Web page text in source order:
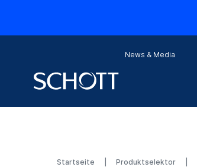
News & Media
Startseite Produkt­selektor